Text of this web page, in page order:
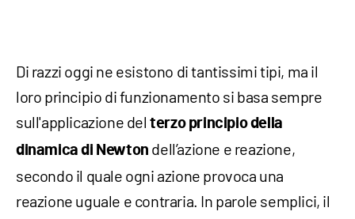
Di razzi oggi ne esistono di tantissimi tipi, ma il
loro principio di funzionamento si basa sempre
sull'applicazione delterzo principio della
dinamica di Newton dell’azione e reazione,
secondo il quale ogni azione provoca una
reazione uguale e contraria. In parole semplici, il